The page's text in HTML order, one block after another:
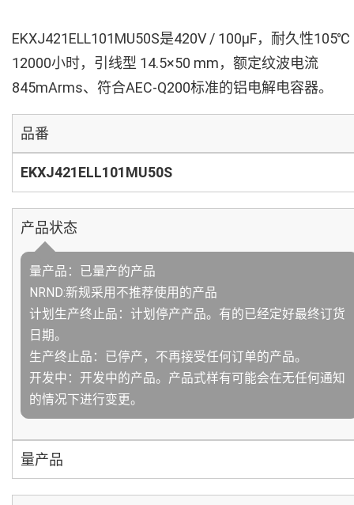
EKXJ421ELL101MU50S是420V / 100µF，耐久性105℃
12000小时，引线型 14.5×50 mm，额定纹波电流
845mArms、符合AEC-Q200标准的铝电解电容器。
品番
EKXJ421ELL101MU50S
产品状态
量产品：已量产的产品
NRND:新规采用不推荐使用的产品
计划生产终止品：计划停产产品。有的已经定好最终订货
日期。
生产终止品：已停产，不再接受任何订单的产品。
开发中：开发中的产品。产品式样有可能会在无任何通知
的情况下进行变更。
量产品